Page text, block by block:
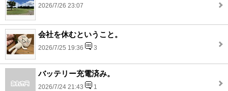
2026/7/26 23:07
会社を休むということ。
2026/7/25 19:36 3
バッテリー充電済み。
2026/7/24 21:43 1